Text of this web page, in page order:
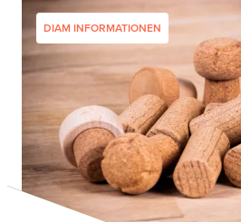
DIAM INFORMATIONEN